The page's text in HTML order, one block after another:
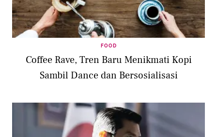
FOOD
Coffee Rave, Tren Baru Menikmati Kopi
Sambil Dance dan Bersosialisasi